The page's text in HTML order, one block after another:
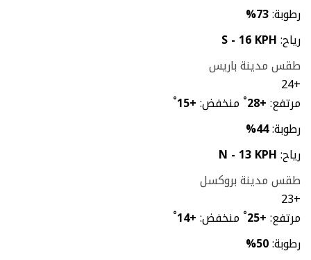
رطوبة:73%
رياح:S - 16 KPH
طقس مدينة باريس
+
24
مرتفع:+
28
° منخفض:+
15
°
رطوبة:44%
رياح:N - 13 KPH
طقس مدينة بروكسل
+
23
مرتفع:+
25
° منخفض:+
14
°
رطوبة:50%